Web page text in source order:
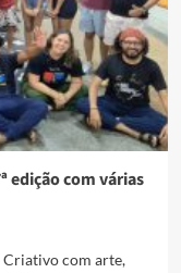
edição com várias
Criativo com arte,